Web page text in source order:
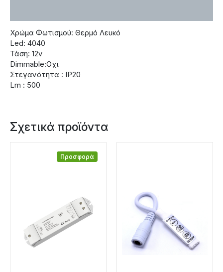
Χρώμα Φωτισμού: Θερμό Λευκό
Led: 4040
Τάση: 12v
Dimmable:Οχι
Στεγανότητα : IP20
Lm : 500
Σχετικά προϊόντα
Προσφορά